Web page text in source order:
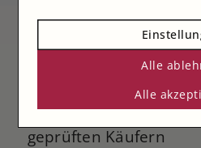
Off-Market
Düsseldorf diskret,
geprüften Käufern
Alle
Alle